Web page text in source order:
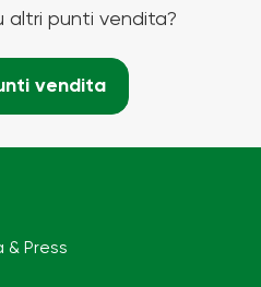
altri punti vendita?
vendita
& Press